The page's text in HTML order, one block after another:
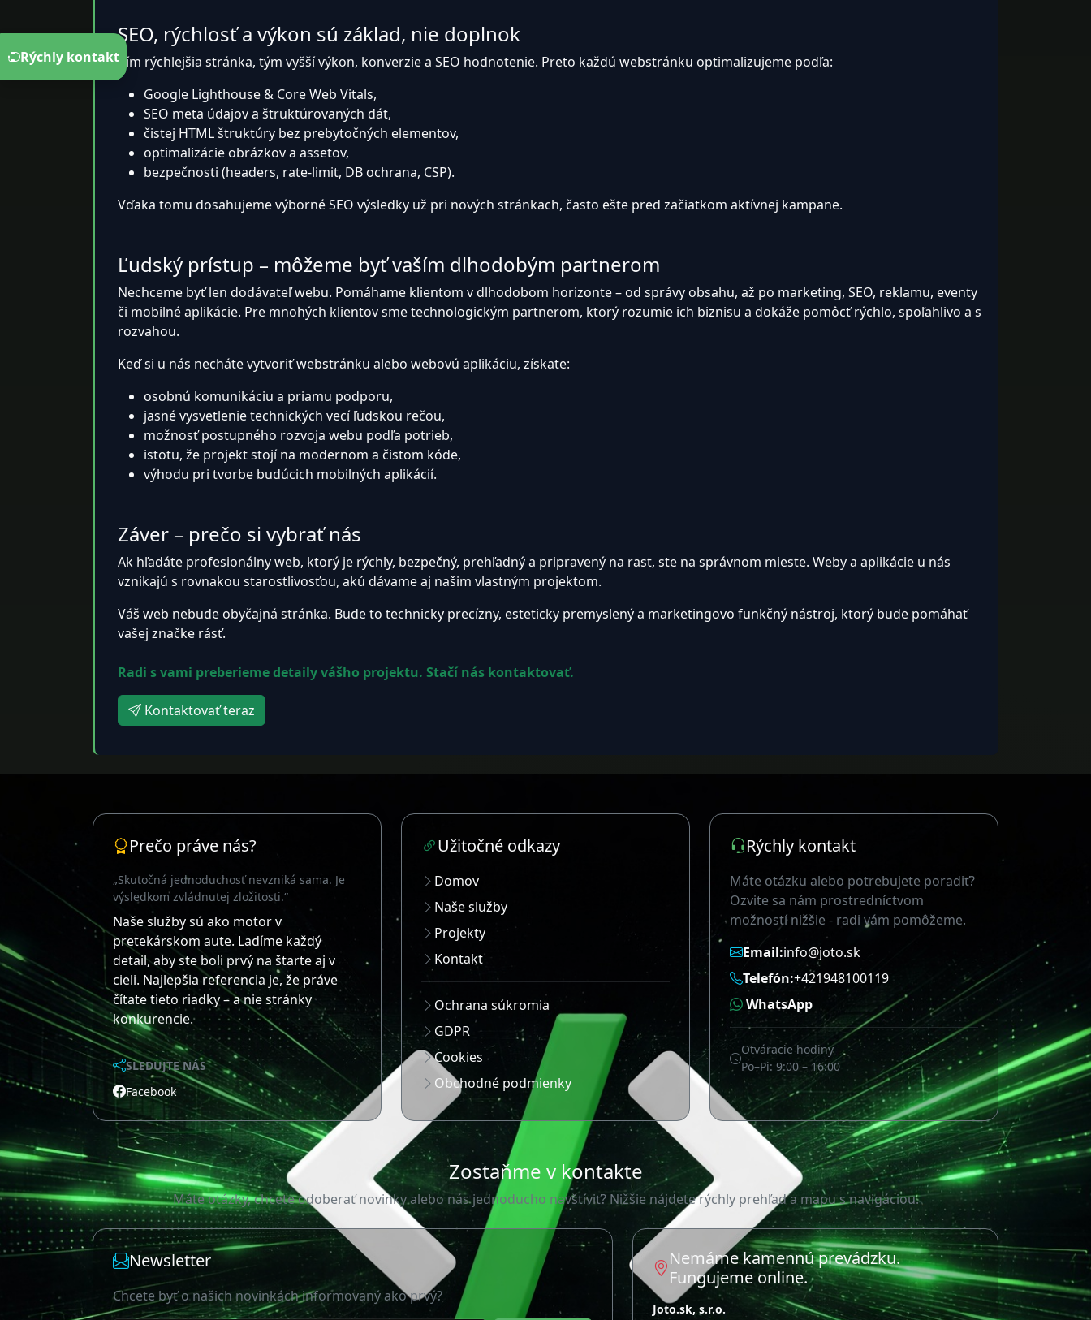
Rýchly kontakt
SEO, rýchlosť a výkon sú základ, nie doplnok
Čím rýchlejšia stránka, tým vyšší výkon, konverzie a SEO hodnotenie. Preto každú webstránku optimalizujeme podľa:
Google Lighthouse & Core Web Vitals,
SEO meta údajov a štruktúrovaných dát,
čistej HTML štruktúry bez prebytočných elementov,
optimalizácie obrázkov a assetov,
bezpečnosti (headers, rate-limit, DB ochrana, CSP).
Vďaka tomu dosahujeme výborné SEO výsledky už pri nových stránkach, často ešte pred začiatkom aktívnej kampane.
Ľudský prístup – môžeme byť vaším dlhodobým partnerom
Nechceme byť len dodávateľ webu. Pomáhame klientom v dlhodobom horizonte – od správy obsahu, až po marketing, SEO, reklamu, eventy
či mobilné aplikácie. Pre mnohých klientov sme technologickým partnerom, ktorý rozumie ich biznisu a dokáže pomôcť rýchlo, spoľahlivo a s
rozvahou.
Keď si u nás necháte vytvoriť webstránku alebo webovú aplikáciu, získate:
osobnú komunikáciu a priamu podporu,
jasné vysvetlenie technických vecí ľudskou rečou,
možnosť postupného rozvoja webu podľa potrieb,
istotu, že projekt stojí na modernom a čistom kóde,
výhodu pri tvorbe budúcich mobilných aplikácií.
Záver – prečo si vybrať nás
Ak hľadáte profesionálny web, ktorý je rýchly, bezpečný, prehľadný a pripravený na rast, ste na správnom mieste. Weby a aplikácie u nás
vznikajú s rovnakou starostlivosťou, akú dávame aj našim vlastným projektom.
Váš web nebude obyčajná stránka. Bude to technicky precízny, esteticky premyslený a marketingovo funkčný nástroj, ktorý bude pomáhať
vašej značke rásť.
Radi s vami preberieme detaily vášho projektu. Stačí nás kontaktovať.
Kontaktovať teraz
Prečo práve nás?
„Skutočná jednoduchosť nevzniká sama. Je
výsledkom zvládnutej zložitosti.“
Naše služby sú ako motor v
pretekárskom aute. Ladíme každý
detail, aby ste boli prvý na štarte aj v
cieli. Najlepšia referencia je, že práve
čítate tieto riadky – a nie stránky
konkurencie.
SLEDUJTE NÁS
Facebook
Užitočné odkazy
Domov
Naše služby
Projekty
Kontakt
Ochrana súkromia
GDPR
Cookies
Obchodné podmienky
Rýchly kontakt
Máte otázku alebo potrebujete poradiť?
Ozvite sa nám prostredníctvom
možností nižšie - radi vám pomôžeme.
Email:info@joto.sk
Telefón:+421948100119
WhatsApp
Otváracie hodiny
Po–Pi: 9:00 – 16:00
Zostaňme v kontakte
Máte otázky, chcete odoberať novinky alebo nás jednoducho navštíviť? Nižšie nájdete rýchly prehľad a mapu s navigáciou.
Newsletter
Chcete byť o našich novinkách informovaný ako prvý?
Nemáme kamennú prevádzku.
Fungujeme online.
Joto.sk, s.r.o.